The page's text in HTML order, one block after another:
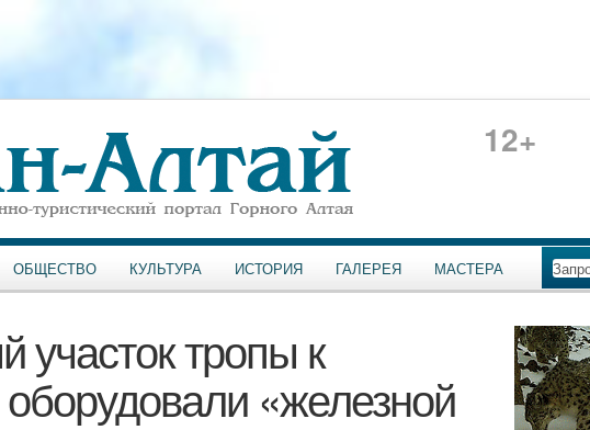
12+
ОБЩЕСТВО КУЛЬТУРА ИСТОРИЯ ГАЛЕРЕЯ МАСТЕРА
тропы к
«железной